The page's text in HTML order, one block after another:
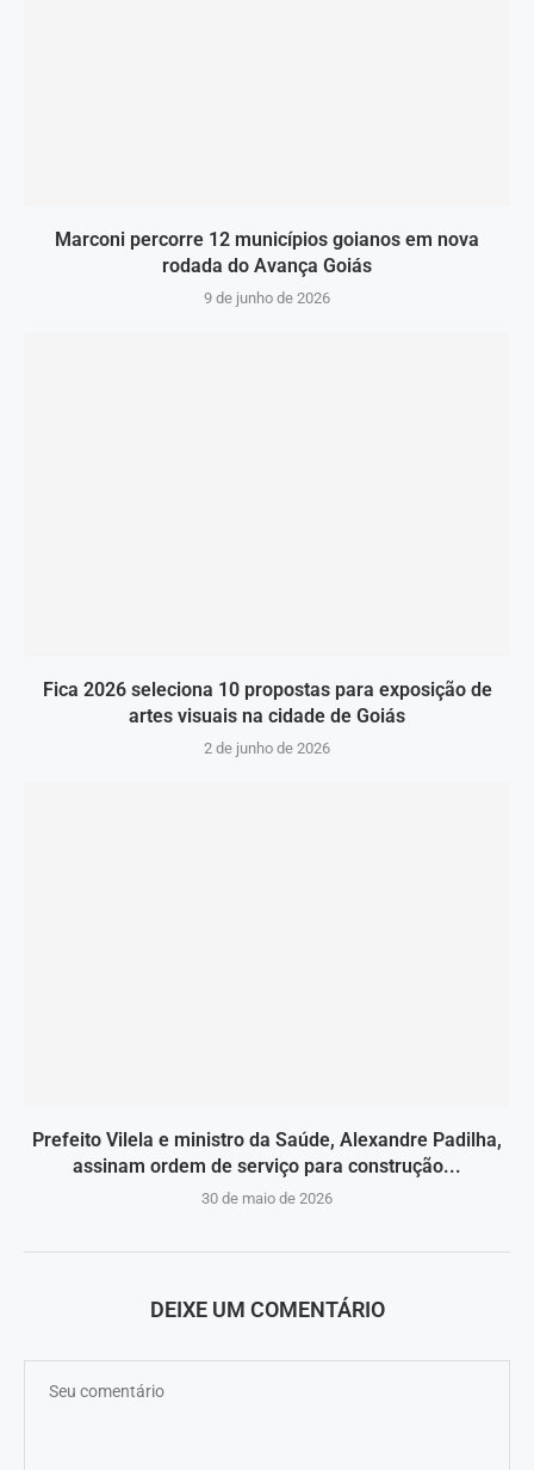
Marconi percorre 12 municípios goianos em nova
rodada do Avança Goiás
9 de junho de 2026
Fica 2026 seleciona 10 propostas para exposição de
artes visuais na cidade de Goiás
2 de junho de 2026
Prefeito Vilela e ministro da Saúde, Alexandre Padilha,
assinam ordem de serviço para construção...
30 de maio de 2026
DEIXE UM COMENTÁRIO